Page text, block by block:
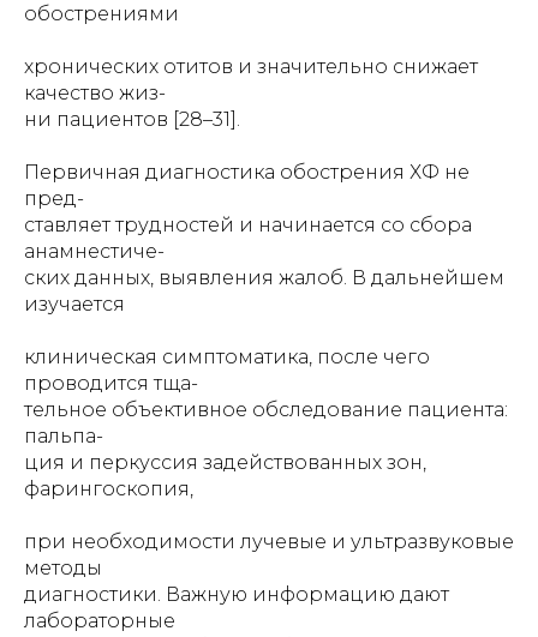
обострениями
хронических отитов и значительно снижает
качество жиз-
ни пациентов [28–31].
Первичная диагностика обострения ХФ не
пред-
ставляет трудностей и начинается со сбора
анамнестиче-
ских данных, выявления жалоб. В дальнейшем
изучается
клиническая симптоматика, после чего
проводится тща-
тельное объективное обследование пациента:
пальпа-
ция и перкуссия задействованных зон,
фарингоскопия,
при необходимости лучевые и ультразвуковые
методы
диагностики. Важную информацию дают
лабораторные